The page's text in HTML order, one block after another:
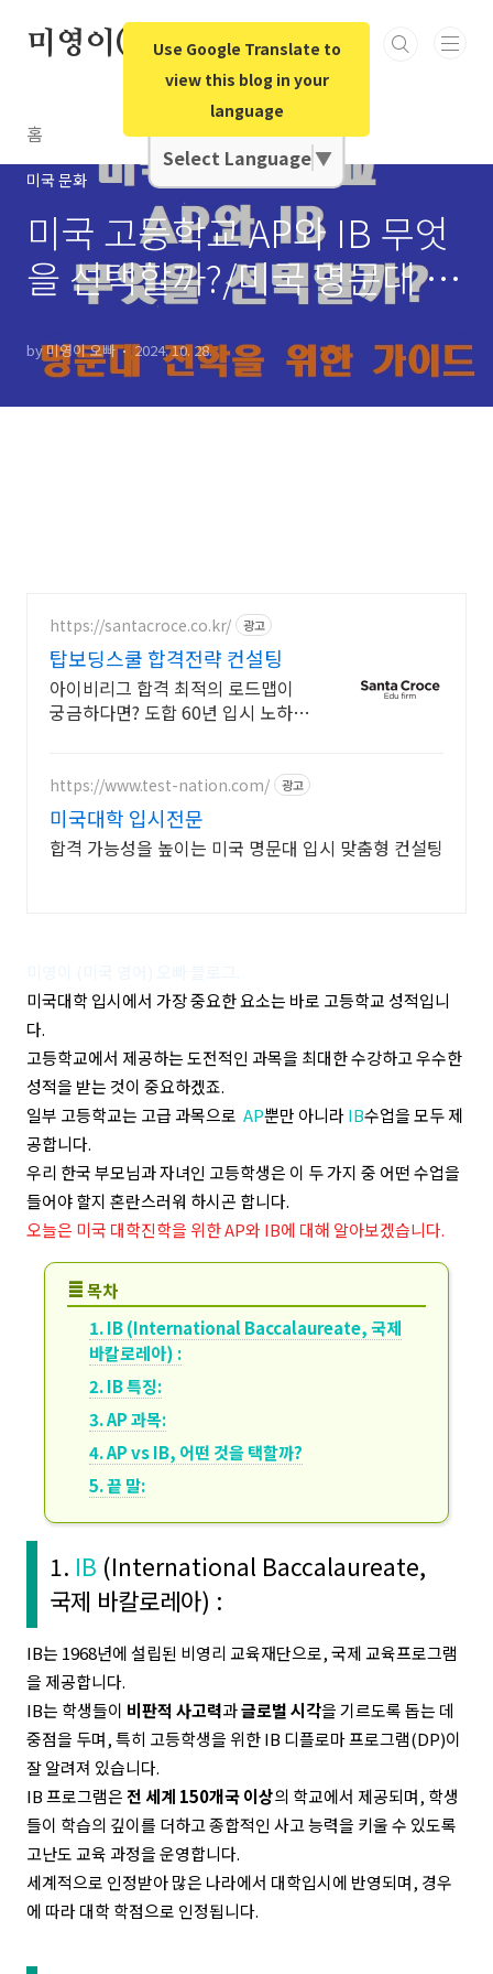
Use Google Translate to
view this blog in your
language
Google Translate
Select Language▼
미영이(미국영어)오빠
홈
미국 문화
미국 고등학교 AP와 IB 무엇
을 선택할까?/미국 명문대 진
학을 위한 CAS(창의성, 활동,
봉사)와 EE(확장 에세이) 그
리고 입학 사정관 평가 알아
by 미영이 오빠 2024. 10. 28.
https://santacroce.co.kr/ 광고
탑보딩스쿨 합격전략 컨설팅
아이비리그 합격 최적의 로드맵이
궁금하다면? 도합 60년 입시 노하우
https://www.test-nation.com/ 광고
미국대학 입시전문
합격 가능성을 높이는 미국 명문대 입시 맞춤형 컨설팅
미국대학 입시에서 가장 중요한 요소는 바로 고등학교 성적입니
다.
고등학교에서 제공하는 도전적인 과목을 최대한 수강하고 우수한
성적을 받는 것이 중요하겠죠.
일부 고등학교는 고급 과목으로 AP뿐만 아니라IB수업을 모두 제
공합니다.
우리 한국 부모님과 자녀인 고등학생은 이 두 가지 중 어떤 수업을
들어야 할지 혼란스러워 하시곤 합니다.
오늘은 미국 대학진학을 위한 AP와 IB에 대해 알아보겠습니다.
≣목차
1. IB (International Baccalaureate, 국제
바칼로레아) :
2. IB 특징:
3. AP 과목:
4. AP vs IB, 어떤 것을 택할까?
5. 끝 말:
1. IB (International Baccalaureate,
국제 바칼로레아) :
IB는 1968년에 설립된 비영리 교육재단으로, 국제 교육프로그램
을 제공합니다.
IB는 학생들이 비판적 사고력과글로벌 시각을 기르도록 돕는 데
중점을 두며, 특히 고등학생을 위한 IB 디플로마 프로그램(DP)이
잘 알려져 있습니다.
IB 프로그램은전 세계 150개국 이상의 학교에서 제공되며, 학생
들이 학습의 깊이를 더하고 종합적인 사고 능력을 키울 수 있도록
고난도 교육 과정을 운영합니다.
세계적으로 인정받아 많은 나라에서 대학입시에 반영되며, 경우
에 따라 대학 학점으로 인정됩니다.